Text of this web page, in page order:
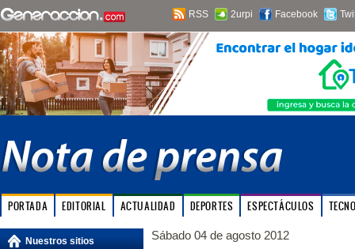
RSS 2urpi Facebook
PORTADA EDITORIAL ACTUALIDAD DEPORTES ESPECTÁCULOS
Nuestros sitios Sábado 04 de agosto 2012